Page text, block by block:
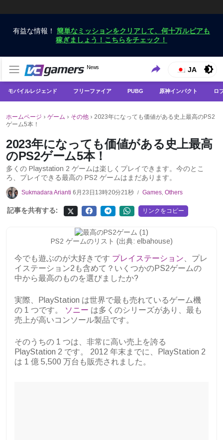
有益な情報！ 簡単なミッションをクリアして、何十万ルピアも
稼ぎましょう！こちらをチェック！
VCGamers ニュース
News
VCGamersだけで最新のゲームニュースを入手
JA
モバイルレジェンド フリーファイア PUBG 原神インパクト ロ
ホームページ › ゲーム › その他 › 2023年になっても価値がある史上最高のPS2
ゲーム5本！
2023年になっても価値がある史上最高
のPS2ゲーム5本！
多くの Playstation 2 ゲームは楽しくプレイできます。今のとこ
ろ、プレイできる最高の PS2 ゲームはまだあります。
Sukmadara Arianti 6月23日13時20分21秒 / Games, Others
記事を共有する: リンクをコピー
PS2 ゲームのリスト (出典: elbahouse)
今でも遊ぶのが大好きです プレイステーション 、プレ
イステーション2も含めて？いくつかのPS2ゲームの
中から最高のものを選びましたか?
実際、PlayStation は世界で最も売れているゲーム機
の 1 つです。
ソニー は多くのシリーズがあり、最も
売上が高いコンソール製品です。
そのうちの 1 つは、非常に高い売上を誇る
PlayStation 2 です。 2012 年末までに、PlayStation 2
は 1 億 5,500 万台も販売されました。